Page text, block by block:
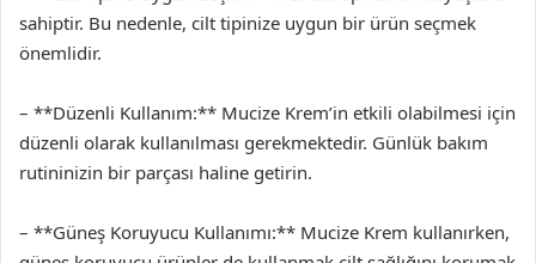
sahiptir. Bu nedenle, cilt tipinize uygun bir ürün seçmek
önemlidir.
– **Düzenli Kullanım:** Mucize Krem’in etkili olabilmesi için
düzenli olarak kullanılması gerekmektedir. Günlük bakım
rutininizin bir parçası haline getirin.
– **Güneş Koruyucu Kullanımı:** Mucize Krem kullanırken,